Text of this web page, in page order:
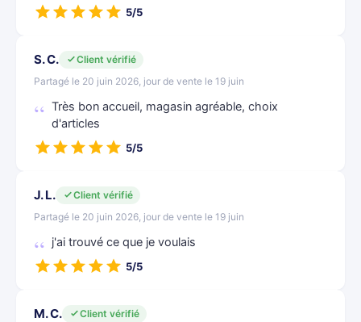
5/5
S. C.
Client vérifié
Partagé le 20 juin 2026, jour de vente le 19 juin
Très bon accueil, magasin agréable, choix
d'articles
5/5
J. L.
Client vérifié
Partagé le 20 juin 2026, jour de vente le 19 juin
j'ai trouvé ce que je voulais
5/5
M. C.
Client vérifié